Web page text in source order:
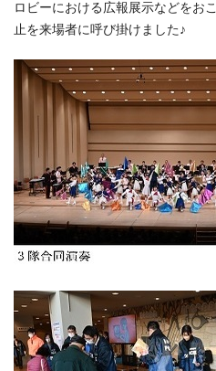
ロビーにおける広報展示などをお
止を来場者に呼び掛けました♪